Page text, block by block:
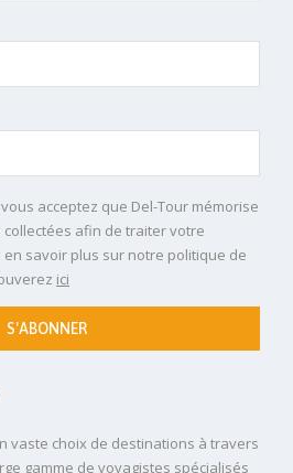
acceptez que Del-Tour mémorise
afin de traiter votre
savoir plus sur notre politique de
ici
S'ABONNER
vaste choix de destinations à travers
gamme de voyagistes spécialisés